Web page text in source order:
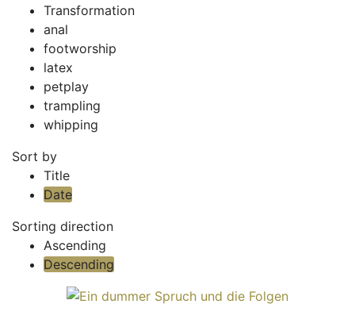
Transformation
anal
footworship
latex
petplay
trampling
whipping
Sort by
Title
Date
Sorting direction
Ascending
Descending